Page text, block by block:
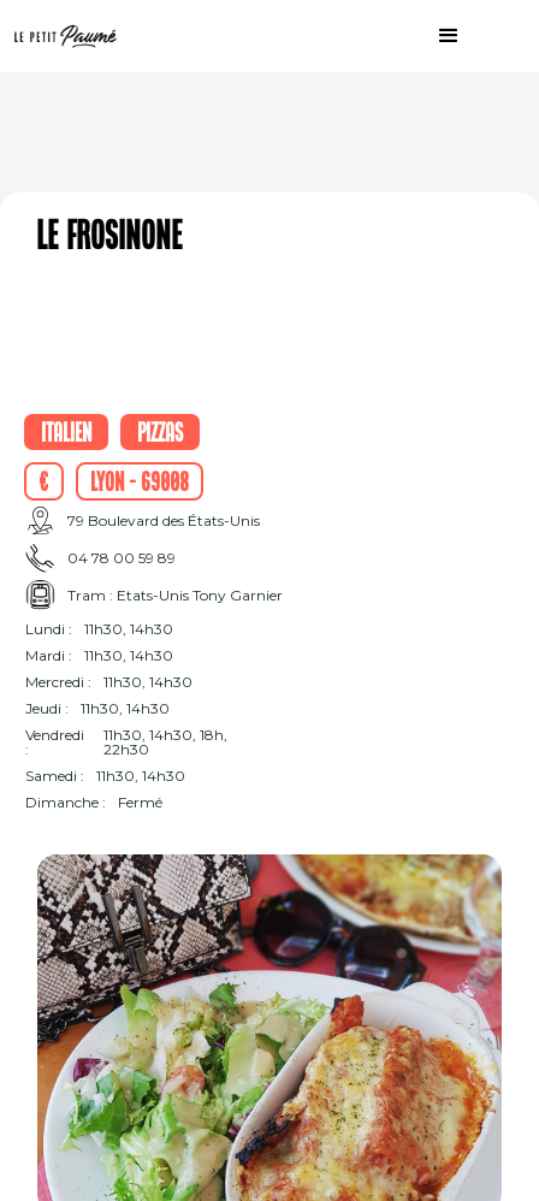
Le Frosinone
Italien
Pizzas
€
Lyon - 69008
79 Boulevard des États-Unis
04 78 00 59 89
Tram : Etats-Unis Tony Garnier
Lundi :
11h30, 14h30
Mardi :
11h30, 14h30
Mercredi :
11h30, 14h30
Jeudi :
11h30, 14h30
Vendredi
:
11h30, 14h30, 18h,
22h30
Samedi :
11h30, 14h30
Dimanche :
Fermé